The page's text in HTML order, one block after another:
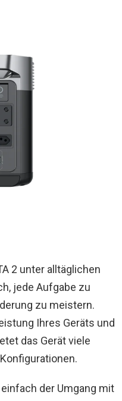
2 unter alltäglichen
jede Aufgabe zu
zu meistern.
Ihres Geräts und
das Gerät viele
der Umgang mit